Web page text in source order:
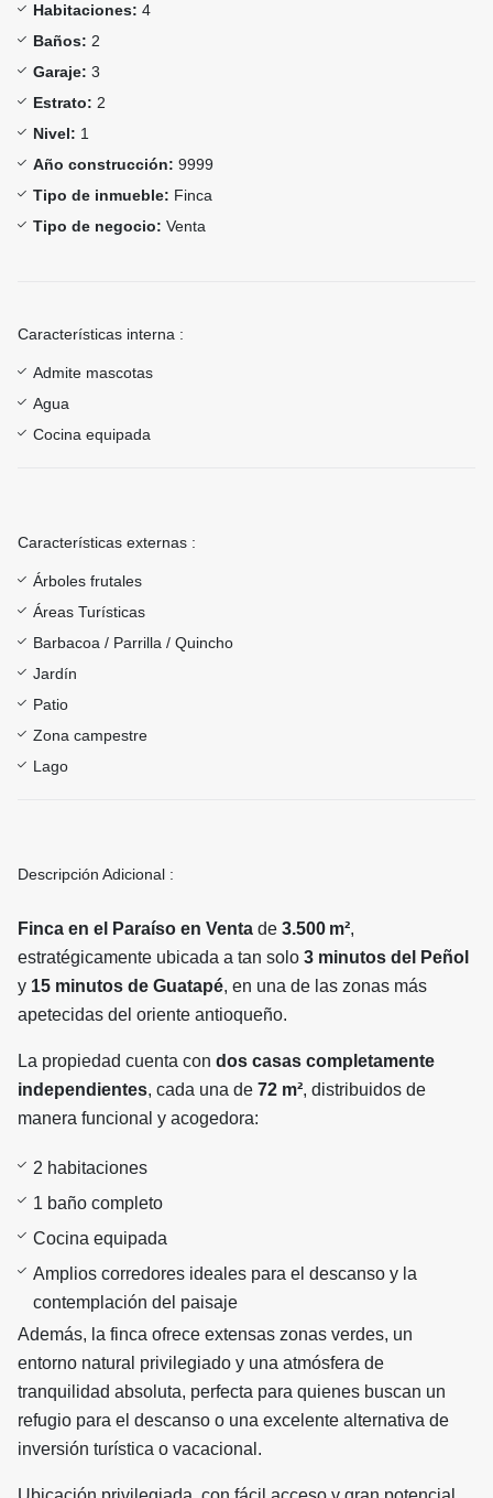
Habitaciones: 4
Baños: 2
Garaje: 3
Estrato: 2
Nivel: 1
Año construcción: 9999
Tipo de inmueble: Finca
Tipo de negocio: Venta
Características interna :
Admite mascotas
Agua
Cocina equipada
Características externas :
Árboles frutales
Áreas Turísticas
Barbacoa / Parrilla / Quincho
Jardín
Patio
Zona campestre
Lago
Descripción Adicional :
Finca en el Paraíso en Venta de 3.500 m²,
estratégicamente ubicada a tan solo 3 minutos del Peñol
y 15 minutos de Guatapé, en una de las zonas más
apetecidas del oriente antioqueño.
La propiedad cuenta con dos casas completamente
independientes, cada una de 72 m², distribuidos de
manera funcional y acogedora:
2 habitaciones
1 baño completo
Cocina equipada
Amplios corredores ideales para el descanso y la
contemplación del paisaje
Además, la finca ofrece extensas zonas verdes, un
entorno natural privilegiado y una atmósfera de
tranquilidad absoluta, perfecta para quienes buscan un
refugio para el descanso o una excelente alternativa de
inversión turística o vacacional.